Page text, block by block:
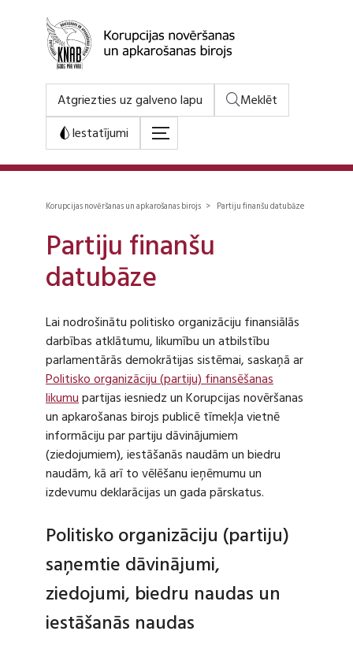
Atgriezties uz galveno lapu
Meklēt
Iestatījumi
Korupcijas novēršanas un apkarošanas birojs > Partiju finanšu datubāze
Partiju finanšu
datubāze
Lai nodrošinātu politisko organizāciju finansiālās
darbības atklātumu, likumību un atbilstību
parlamentārās demokrātijas sistēmai, saskaņā ar
Politisko organizāciju (partiju) finansēšanas
likumupartijas iesniedz un Korupcijas novēršanas
un apkarošanas birojs publicē tīmekļa vietnē
informāciju par partiju dāvinājumiem
(ziedojumiem), iestāšanās naudām un biedru
naudām, kā arī to vēlēšanu ieņēmumu un
izdevumu deklarācijas un gada pārskatus.
Politisko organizāciju (partiju)
saņemtie dāvinājumi,
ziedojumi, biedru naudas un
iestāšanās naudas